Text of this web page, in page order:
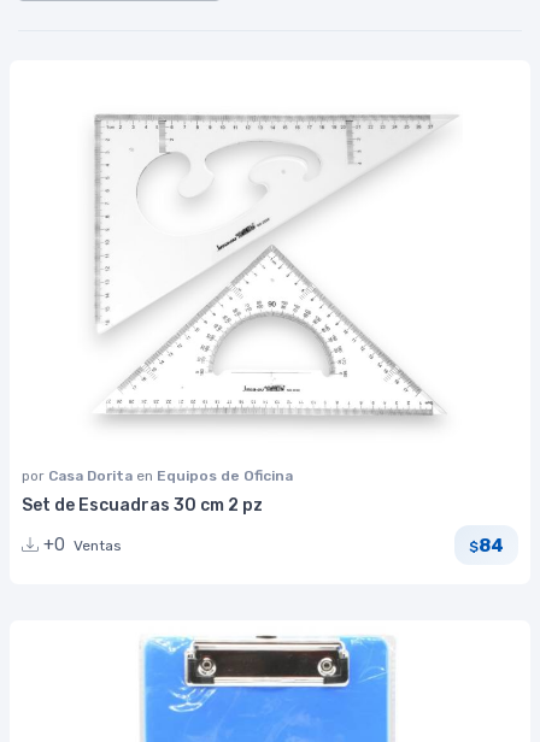
por Casa Dorita en Equipos de Oficina
Set de Escuadras 30 cm 2 pz
+0 Ventas $84